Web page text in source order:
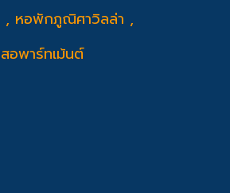
หอพักภูณิศาวิลล่า ,
อพาร์ทเม้นต์